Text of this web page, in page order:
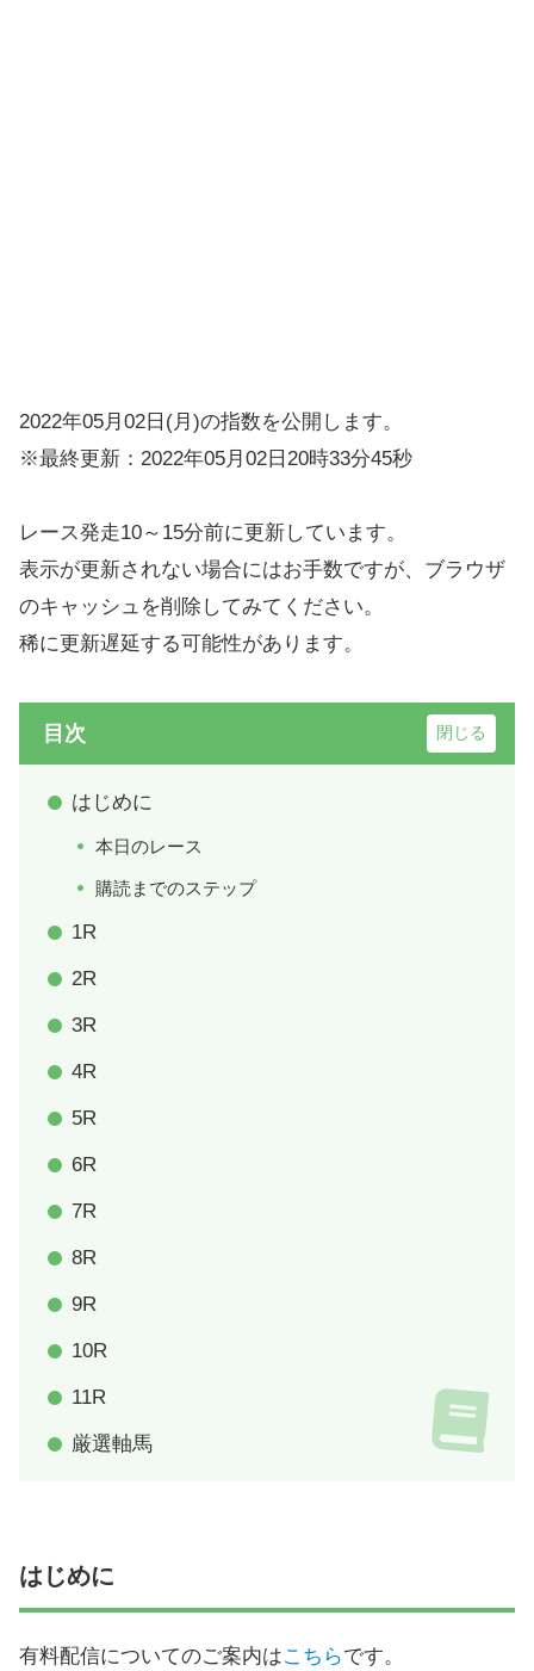
2022年05月02日(月)の指数を公開します。
※最終更新：2022年05月02日20時33分45秒
レース発走10～15分前に更新しています。
表示が更新されない場合にはお手数ですが、ブラウザ
のキャッシュを削除してみてください。
稀に更新遅延する可能性があります。
目次
はじめに
本日のレース
購読までのステップ
1R
2R
3R
4R
5R
6R
7R
8R
9R
10R
11R
厳選軸馬
はじめに
有料配信についてのご案内はこちらです。